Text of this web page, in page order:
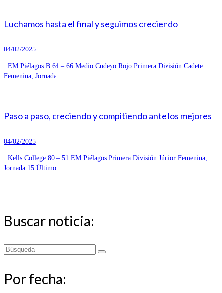
Luchamos hasta el final y seguimos creciendo
04/02/2025
EM Piélagos B 64 – 66 Medio Cudeyo Rojo Primera División Cadete
Femenina, Jornada...
Paso a paso, creciendo y compitiendo ante los mejores
04/02/2025
Kells College 80 – 51 EM Piélagos Primera División Júnior Femenina,
Jornada 15 Último...
Buscar noticia:
Buscar
Por fecha: